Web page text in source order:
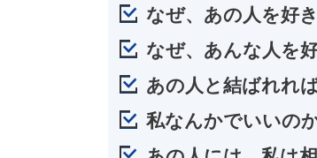
なぜ、あの人を好
なぜ、あんな人を
あの人と結ばれれ
私なんかでいいの